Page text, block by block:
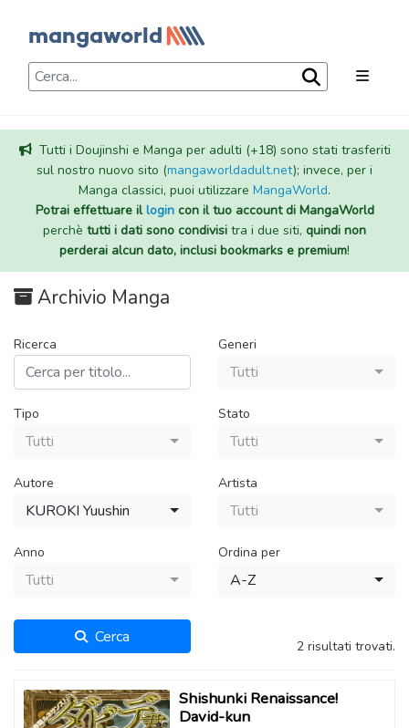
Tutti i Doujinshi e Manga per adulti (+18) sono stati trasferiti
sul nostro nuovo sito (mangaworldadult.net); invece, per i
Manga classici, puoi utilizzare MangaWorld.
Potrai effettuare illogincon il tuo account di MangaWorld
perchè tutti i dati sono condivisi tra i due siti, quindi non
perderai alcun dato, inclusi bookmarks e premium!
Archivio Manga
Ricerca Generi
Tutti
Tipo
Tutti
Stato
Tutti
Autore
KUROKI Yuushin
Artista
Tutti
Anno
Tutti
Ordina per
A-Z
Cerca 2 risultati trovati.
Shishunki Renaissance!
David-kun